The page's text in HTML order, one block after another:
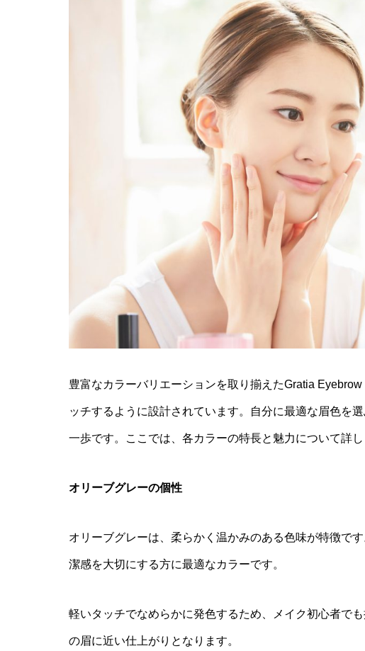
豊富なカラーバリエーションを取り揃えたGratia
ッチするように設計されています。自分に最適な眉色を
一歩です。ここでは、各カラーの特長と魅力について詳し
オリーブグレーの個性
オリーブグレーは、柔らかく温かみのある色味が特徴で
潔感を大切にする方に最適なカラーです。
軽いタッチでなめらかに発色するため、メイク初心者で
の眉に近い仕上がりとなります。